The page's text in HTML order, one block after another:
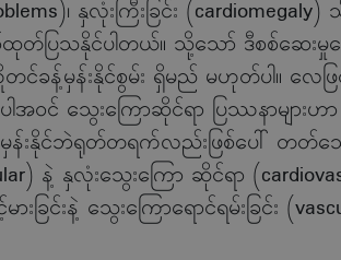
၊ နှလုံးကြီးခြင်း
ထုတ်ပြသနိုင်ပါတယ်။ သို့သော် ဒီစစ်ဆေး
င်ခန့်မှန်းနိုင်စွမ်း ရှိမည် မဟုတ်ပါ။ လေဖြ
အပါအဝင် သွေးကြောဆိုင်ရာ ပြဿနာမ
းနိုင်ဘဲရုတ်တရက်လည်းဖြစ်ပေါ် တတ်သော
နဲ့ နှလုံးသွေးကြော ဆိုင်ရာ
းခြင်းနဲ့ သွေးကြောရောင်ရမ်းခြင်း